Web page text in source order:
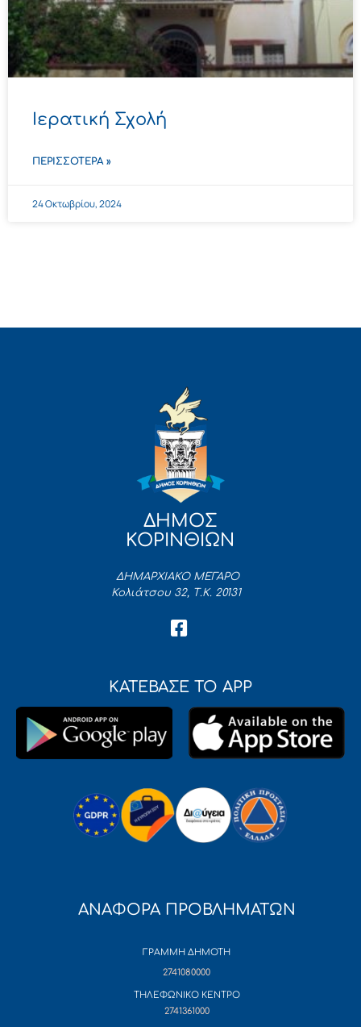
Ιερατική Σχολή
ΠΕΡΙΣΣΌΤΕΡΑ »
24 Οκτωβρίου, 2024
ΔΗΜΟΣ
ΚΟΡΙΝΘΙΩΝ
ΔΗΜΑΡΧΙΑΚΟ ΜΕΓΑΡΟ
Κολιάτσου 32, Τ.Κ. 20131
ΚΑΤΕΒΑΣΕ ΤΟ APP
ΑΝΑΦΟΡΑ ΠΡΟΒΛΗΜΑΤΩΝ
ΓΡΑΜΜΗ ΔΗΜΟΤΗ
2741080000
ΤΗΛΕΦΩΝΙΚΟ ΚΕΝΤΡΟ
2741361000